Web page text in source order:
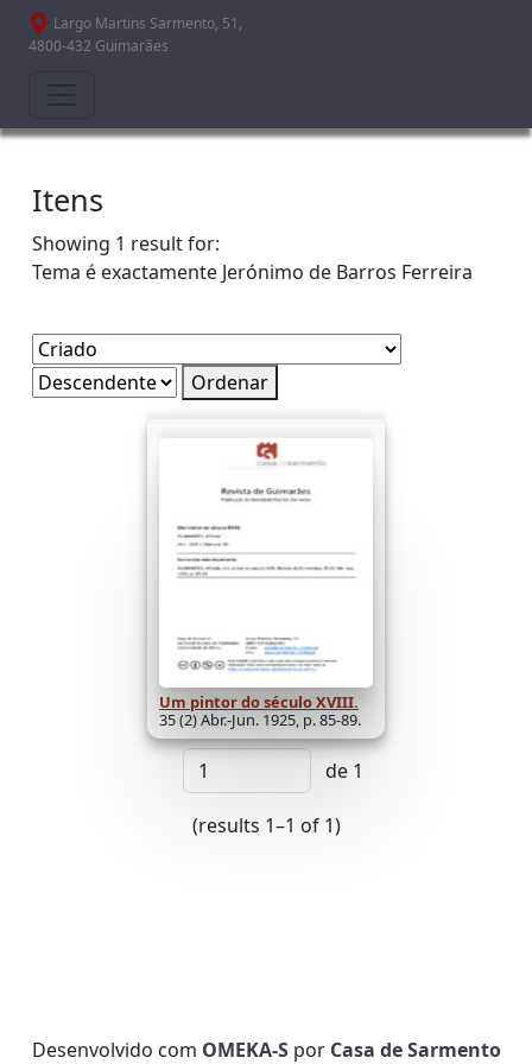
Passar para o conteúdo principal
Largo Martins Sarmento, 51,
4800-432 Guimarães
Itens
Showing 1 result for:
Tema é exactamente Jerónimo de Barros Ferreira
Ordenar
Um pintor do século XVIII.
35 (2) Abr.-Jun. 1925, p. 85-89.
de 1
(results 1–1 of 1)
Desenvolvido com OMEKA-Spor Casa de Sarmento